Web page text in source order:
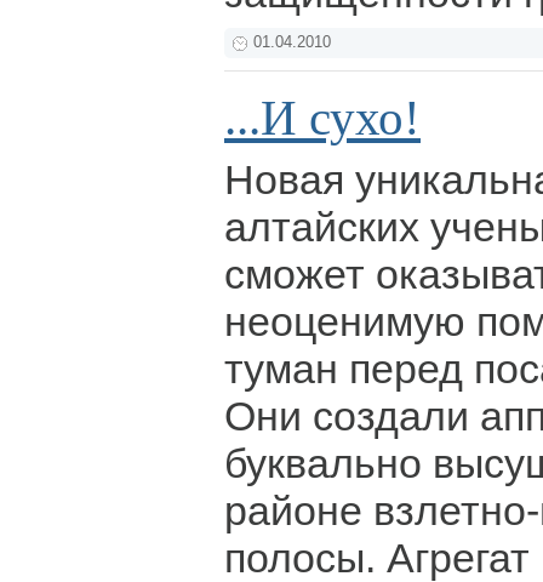
01.04.2010
...И сухо!
Новая
алтайских
сможет
неоценимую
туман перед
Они создали
буквально
районе
полосы.